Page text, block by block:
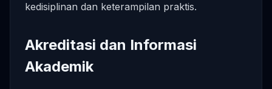
kedisiplinan dan keterampilan praktis.
Akreditasi dan Informasi
Akademik